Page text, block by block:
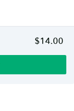
$14.00